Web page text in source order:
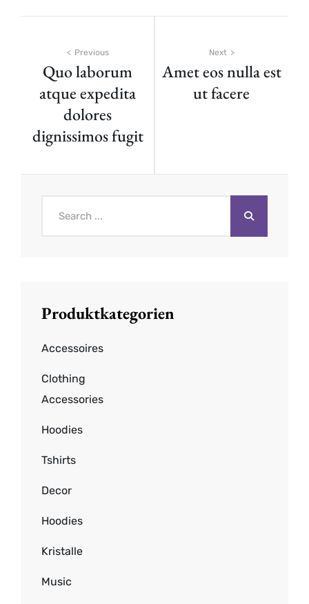
Beitragsnavigation
Previous
Quo laborum
atque expedita
dolores
dignissimos fugit
Next
Amet eos nulla est
ut facere
Produktkategorien
Accessoires
Clothing
Accessories
Hoodies
Tshirts
Decor
Hoodies
Kristalle
Music